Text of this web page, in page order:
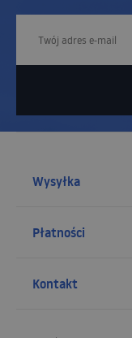
Wysyłka
Płatności
Kontakt